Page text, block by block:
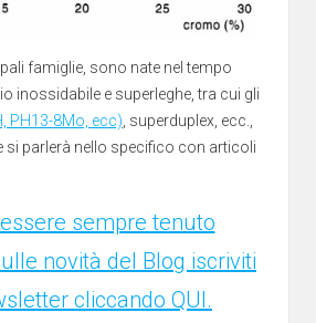
famiglie, sono nate nel tempo
inossidabile e superleghe, tra cui gli
PH13-8Mo, ecc) , superduplex, ecc.,
si parlerà nello specifico con articoli
sempre tenuto
novità del Blog iscriviti
cliccando QUI.